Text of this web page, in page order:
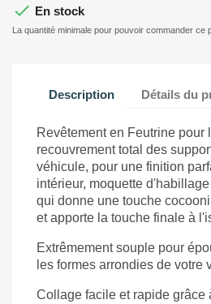
 En stock
La quantité minimale pour pouvoir commander ce
Description Détails du
Revêtement en Feutrine pour
recouvrement total des
véhicule, pour une finition
intérieur, moquette
qui donne une touche
et apporte la touche finale à
Extrêmement souple pour
les formes arrondies de votre
Collage facile et rapide grâce